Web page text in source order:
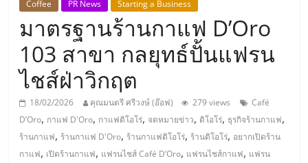
เอ
ส
เอ็
มอี
Coffee PR News Starting a Business
มาตรฐานร้านกาแฟ D’Oro
103 สาขา กลยุทธ์ปั้นแฟรน
ไชส์ฝ่าวิกฤต
18/02/2026 คุณมนตรี ศรีวงษ์ (อ๊อฟ) 279 views
Café
D’Oro, กาแฟ D'Oro, กาแฟดิโอโร่, จดหมายข่าว, ดิโอโร่, ธุรกิจร้านกาแฟ,
ร้านกาแฟ, ร้านกาแฟ D'Oro, ร้านกาแฟดิโอโร่, ร้านดิโอโร่, อยากเปิดร้าน
กาแฟ, เปิดร้านกาแฟ, แฟรนไชส์ Café D’Oro, แฟรนไชส์กาแฟ, แฟรน